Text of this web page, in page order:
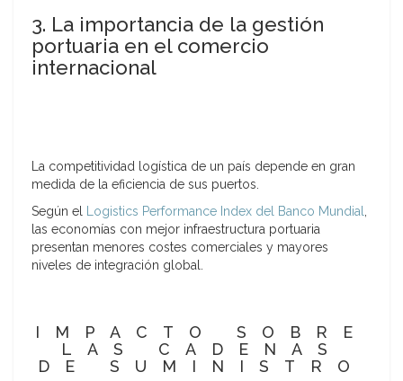
3. La importancia de la gestión
portuaria en el comercio
internacional
La competitividad logística de un país depende en gran
medida de la eficiencia de sus puertos.
Según el Logistics Performance Index del Banco Mundial,
las economías con mejor infraestructura portuaria
presentan menores costes comerciales y mayores
niveles de integración global.
IMPACTO SOBRE
LAS CADENAS
DE SUMINISTRO